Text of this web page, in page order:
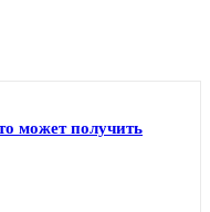
может получить